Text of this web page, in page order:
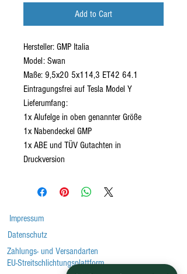
Add to Cart
Hersteller: GMP Italia
Model: Swan
Maße: 9,5x20 5x114,3 ET42 64.1
Eintragungsfrei auf Tesla Model Y
Lieferumfang:
1x Alufelge in oben genannter Größe
1x Nabendeckel GMP
1x ABE und TÜV Gutachten in
Druckversion
Impressum
Datenschutz
Zahlungs- und Versandarten
EU-Streitschlichtungsplattform